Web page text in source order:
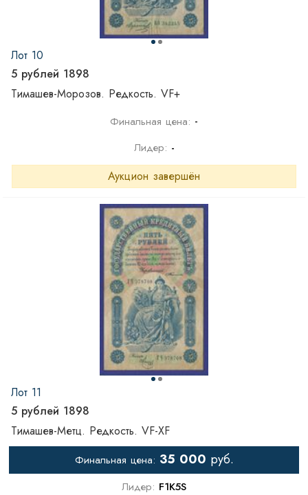
Лот 10
5 рублей 1898
Тимашев-Морозов. Редкость. VF+
Финальная цена: -
Лидер: -
Аукцион завершён
Лот 11
5 рублей 1898
Тимашев-Метц. Редкость. VF-XF
Финальная цена: 35 000 руб.
Лидер: F1K5S